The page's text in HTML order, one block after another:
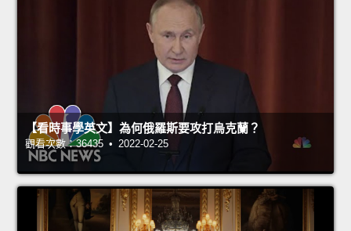
【看時事學英文】為何俄羅斯要攻打烏克蘭？
觀看次數：36435 • 2022-02-25